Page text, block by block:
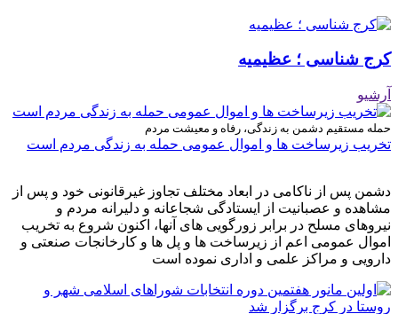
کرج شناسی ؛ عظیمیه
آرشیو
حمله مستقیم دشمن به زندگی، رفاه و معیشت مردم
تخریب زیرساخت ها و اموال عمومی حمله به زندگی مردم است
دشمن پس از ناکامی در ابعاد مختلف تجاوز غیرقانونی خود و پس از
مشاهده و عصبانیت از ایستادگی شجاعانه و دلیرانه مردم و
نیروهای مسلح در برابر زورگویی های آنها، اکنون شروع به تخریب
اموال عمومی اعم از زیرساخت ها و پل ها و کارخانجات صنعتی و
دارویی و مراکز علمی و اداری نموده است